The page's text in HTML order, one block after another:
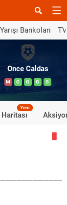
Bankoları
Once Caldas
M G G G G
Haritası
Yeni